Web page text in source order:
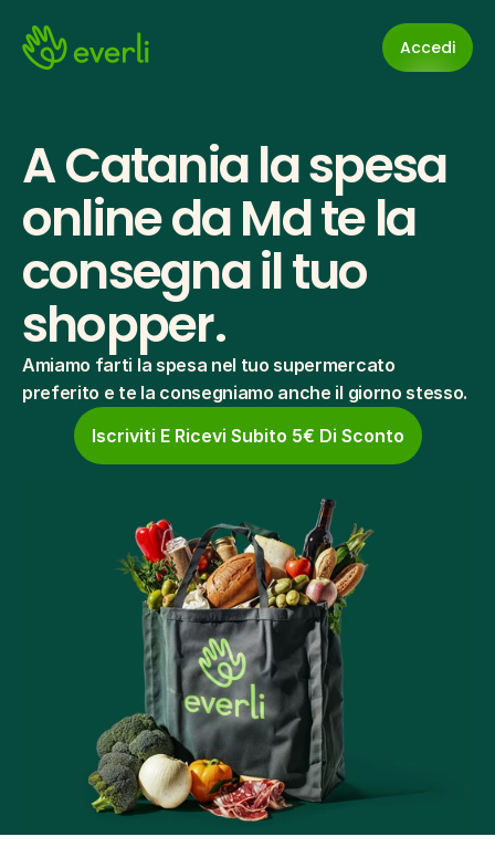
Accedi
A Catania la spesa
online da Md te la
consegna il tuo
shopper.
Amiamo farti la spesa nel tuo supermercato
preferito e te la consegniamo anche il giorno stesso.
Iscriviti E Ricevi Subito 5€ Di Sconto